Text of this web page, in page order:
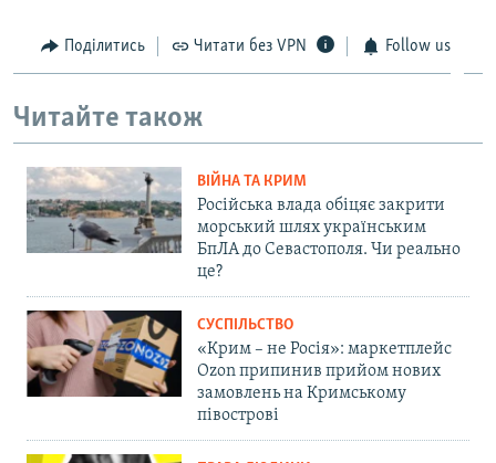
Поділитись Читати без VPN Follow us
Читайте також
ВІЙНА ТА КРИМ
Російська влада обіцяє закрити
морський шлях українським
БпЛА до Севастополя. Чи реально
це?
СУСПІЛЬСТВО
«Крим – не Росія»: маркетплейс
Ozon припинив прийом нових
замовлень на Кримському
півострові